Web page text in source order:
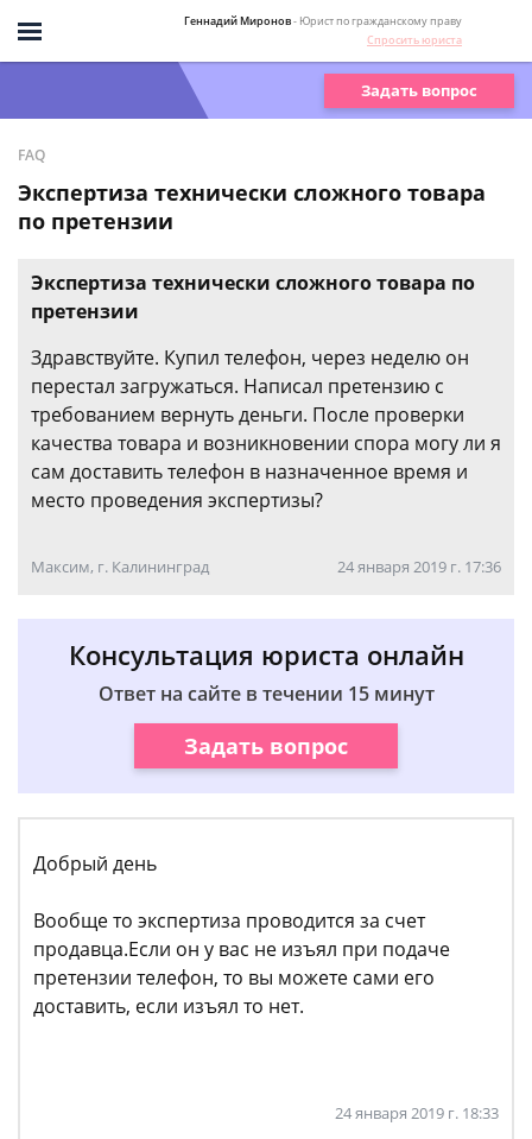
Геннадий Миронов- Юрист по гражданскому праву
Спросить юриста
Задать вопрос
FAQ
Экспертиза технически сложного товара
по претензии
Экспертиза технически сложного товара по
претензии
Здравствуйте. Купил телефон, через неделю он
перестал загружаться. Написал претензию с
требованием вернуть деньги. После проверки
качества товара и возникновении спора могу ли я
сам доставить телефон в назначенное время и
место проведения экспертизы?
Максим, г. Калининград 24 января 2019 г. 17:36
Консультация юриста онлайн
Ответ на сайте в течении 15 минут
Задать вопрос
Добрый день
Вообще то экспертиза проводится за счет
продавца.Если он у вас не изъял при подаче
претензии телефон, то вы можете сами его
доставить, если изъял то нет.
24 января 2019 г. 18:33